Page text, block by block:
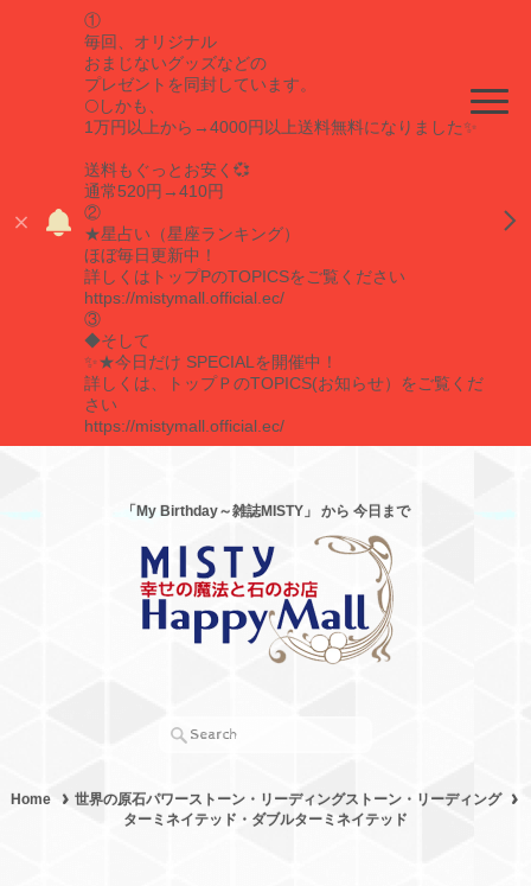
①
毎回、オリジナル
おまじないグッズなどの
プレゼントを同封しています。
🌕しかも、
1万円以上から→4000円以上送料無料になりました✨
送料もぐっとお安く💞
通常520円→410円
②
★星占い（星座ランキング）
ほぼ毎日更新中！
詳しくはトップPのTOPICSをご覧ください
https://mistymall.official.ec/
③
◆そして
✨★今日だけ SPECIALを開催中！
詳しくは、トップＰのTOPICS(お知らせ）をご覧くだ
さい
https://mistymall.official.ec/
「My Birthday～雑誌MISTY」 から 今日まで
Home
世界の原石パワーストーン・リーディングストーン・リーディング
ターミネイテッド・ダブルターミネイテッド